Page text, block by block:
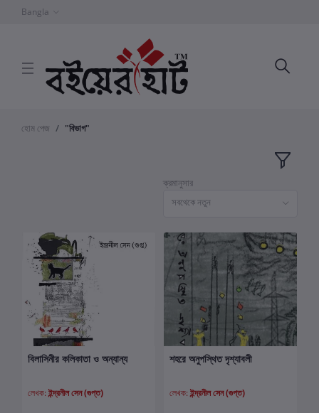
Bangla
হোম পেজ "বিভাগ"
ক্রমানুসার
সবথেকে নতুন
কার্টে যোগ করুন
বিলাসিনীর কলিকাতা ও অন্যান্য
লেখক: ইন্দ্রনীল সেন (গুপ্ত)
কার্টে যোগ করুন
শহরে অনুপস্থিত দৃশ্যাবলী
লেখক: ইন্দ্রনীল সেন (গুপ্ত)